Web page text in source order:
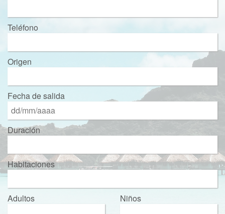
Teléfono
Origen
Fecha de salida
Duración
Habitaciones
Adultos Niños